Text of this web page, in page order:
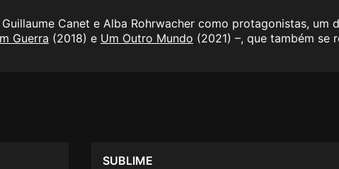
Canet e Alba Rohrwacher como protagonistas,
Guerra (2018) e Um Outro Mundo (2021) –, que também se
SUBLIME